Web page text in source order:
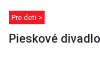
Pre deti >
Pieskové